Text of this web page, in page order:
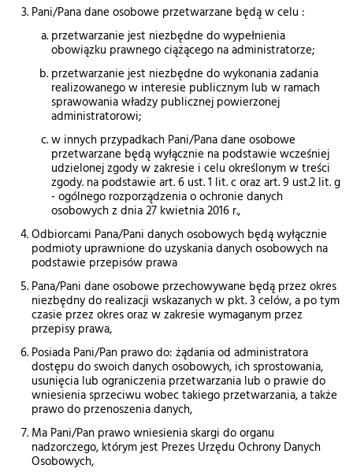
Pani/Pana dane osobowe przetwarzane będą w celu :
przetwarzanie jest niezbędne do wypełnienia
obowiązku prawnego ciążącego na administratorze;
przetwarzanie jest niezbędne do wykonania zadania
realizowanego w interesie publicznym lub w ramach
sprawowania władzy publicznej powierzonej
administratorowi;
w innych przypadkach Pani/Pana dane osobowe
przetwarzane będą wyłącznie na podstawie wcześniej
udzielonej zgody w zakresie i celu określonym w treści
zgody. na podstawie art. 6 ust. 1 lit. c oraz art. 9 ust.2 lit. g
- ogólnego rozporządzenia o ochronie danych
osobowych z dnia 27 kwietnia 2016 r.,
Odbiorcami Pana/Pani danych osobowych będą wyłącznie
podmioty uprawnione do uzyskania danych osobowych na
podstawie przepisów prawa
Pana/Pani dane osobowe przechowywane będą przez okres
niezbędny do realizacji wskazanych w pkt. 3 celów, a po tym
czasie przez okres oraz w zakresie wymaganym przez
przepisy prawa,
Posiada Pani/Pan prawo do: żądania od administratora
dostępu do swoich danych osobowych, ich sprostowania,
usunięcia lub ograniczenia przetwarzania lub o prawie do
wniesienia sprzeciwu wobec takiego przetwarzania, a także
prawo do przenoszenia danych,
Ma Pani/Pan prawo wniesienia skargi do organu
nadzorczego, którym jest Prezes Urzędu Ochrony Danych
Osobowych,